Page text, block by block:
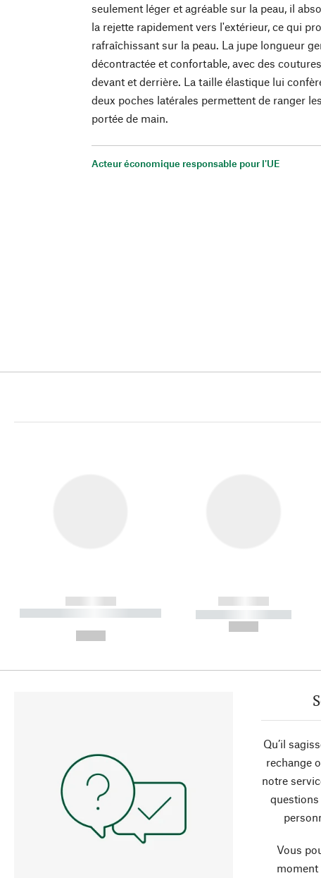
seulement léger et agréable sur la peau, il
la rejette rapidement vers l'extérieur, ce qui
rafraîchissant sur la peau. La jupe longueur
décontractée et confortable, avec des
devant et derrière. La taille élastique lui
deux poches latérales permettent de ranger
portée de main.
Acteur économique responsable pour l'UE
------------
----------- ----------- ----------
------------
----------- -----------
Qu’il
rechange
notre
questions
Vous
moment